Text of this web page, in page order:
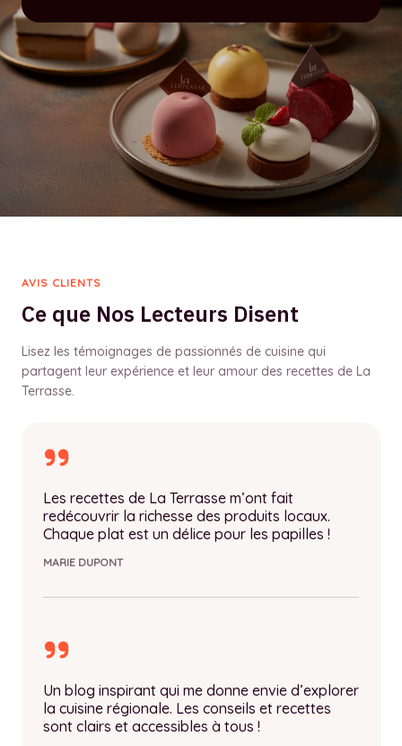
Les recettes de La Terrasse m’ont fait
redécouvrir la richesse des produits locaux.
Chaque plat est un délice pour les papilles !
MARIE DUPONT
Un blog inspirant qui me donne envie d’explorer
la cuisine régionale. Les conseils et recettes
sont clairs et accessibles à tous !
AVIS CLIENTS
Ce que Nos Lecteurs Disent
Lisez les témoignages de passionnés de cuisine qui
partagent leur expérience et leur amour des recettes de La
Terrasse.